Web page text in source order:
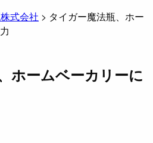
式会社 > タイガー魔法瓶、ホー
ホームベーカリーに